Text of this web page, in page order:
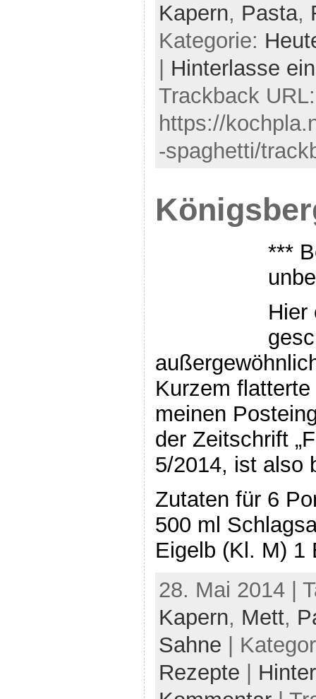
Kapern, Pasta,
Kategorie:
Hinterlasse
Trackback URL:
https://
-spaghetti/
***
Hier
Kurzem
meinen
der Zeitschrift
5/2014, ist also
Zutaten für 6
500 ml
Eigelb (Kl. M)
28. Mai 2014 |
Kapern, Mett,
Sahne |
Rezepte |